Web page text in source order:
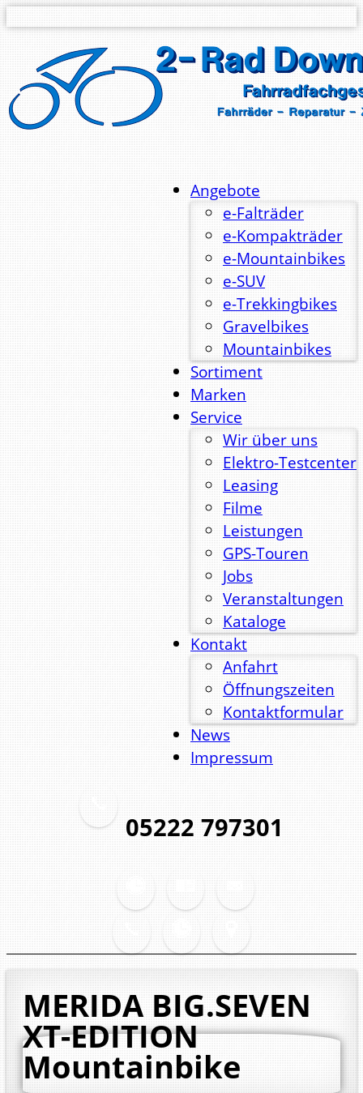
Angebote
e-Falträder
e-Kompakträder
e-Mountainbikes
e-SUV
e-Trekkingbikes
Gravelbikes
Mountainbikes
Sortiment
Marken
Service
Wir über uns
Elektro-Testcenter
Leasing
Filme
Leistungen
GPS-Touren
Jobs
Veranstaltungen
Kataloge
Kontakt
Anfahrt
Öffnungszeiten
Kontaktformular
News
Impressum
05222 797301
MERIDA BIG.SEVEN
XT-EDITION
Mountainbike